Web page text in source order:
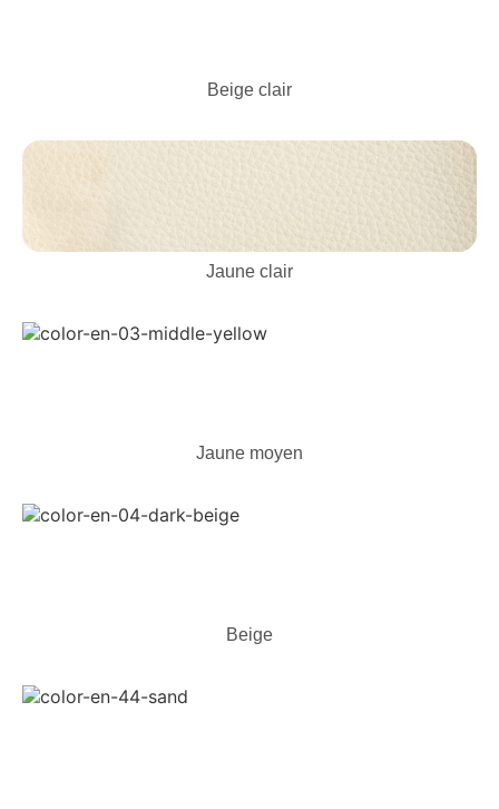
Beige clair
Jaune clair
Jaune moyen
Beige